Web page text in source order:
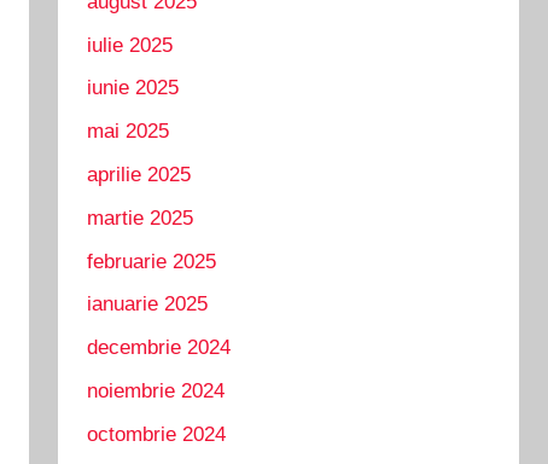
iulie 2025
iunie 2025
mai 2025
aprilie 2025
martie 2025
februarie 2025
ianuarie 2025
decembrie 2024
noiembrie 2024
octombrie 2024